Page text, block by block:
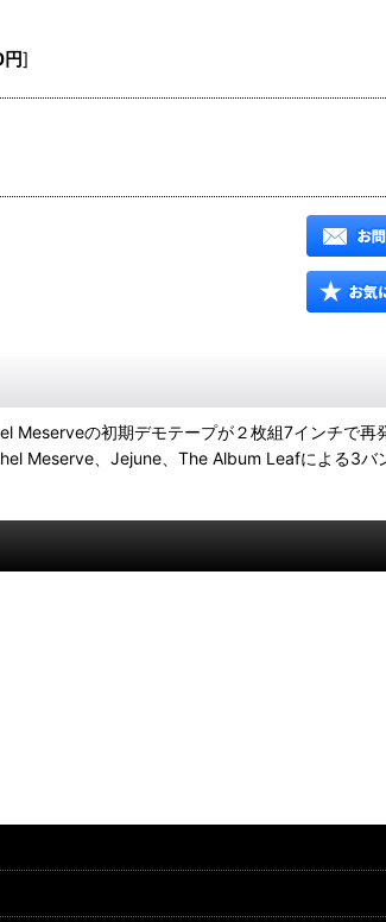
円]
Meserveの初期デモテープが２枚組7インチで再
Meserve、Jejune、The Album Leafによる3